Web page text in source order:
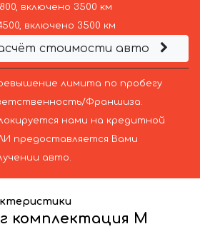
включено 3500 км
включено 3500 км
стоимости авто
лимита по пробегу
Франшиза.
нами на кредитной
предоставляется Вами
авто.
комплектация М